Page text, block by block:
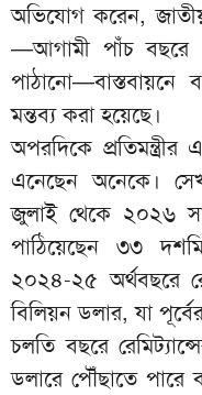
অভিযোগ করেন, জাতীয়
—আগামী পাঁচ বছরে
মন্তব্য করা হয়েছে।
অপরদিকে
এনেছেন অনেকে।
জুলাই থেকে ২০২৬
পাঠিয়েছেন ৩৩
২০২৪-২৫ অর্থবছরে
বিলিয়ন ডলার, যা
চলতি বছরে
ডলারে পৌঁছাতে পারে